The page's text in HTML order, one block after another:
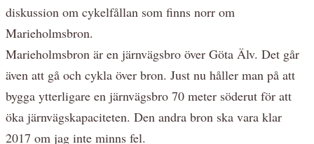
diskussion om cykelfållan som finns norr om
Marieholmsbron.
Marieholmsbron är en järnvägsbro över Göta Älv. Det går
även att gå och cykla över bron. Just nu håller man på att
bygga ytterligare en järnvägsbro 70 meter söderut för att
öka järnvägskapaciteten. Den andra bron ska vara klar
2017 om jag inte minns fel.